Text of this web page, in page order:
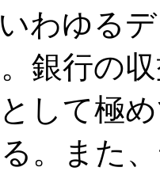
わゆる
銀行の
して極
。また